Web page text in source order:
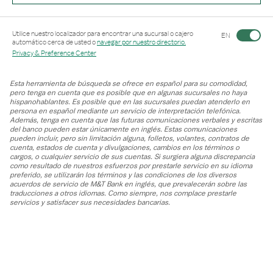
Utilice nuestro localizador para encontrar una sucursal o cajero
automático cerca de usted onavegar por nuestro directorio.
Privacy & Preference Center
EN
Esta herramienta de búsqueda se ofrece en español para su comodidad,
pero tenga en cuenta que es posible que en algunas sucursales no haya
hispanohablantes. Es posible que en las sucursales puedan atenderlo en
persona en español mediante un servicio de interpretación telefónica.
Además, tenga en cuenta que las futuras comunicaciones verbales y escritas
del banco pueden estar únicamente en inglés. Estas comunicaciones
pueden incluir, pero sin limitación alguna, folletos, volantes, contratos de
cuenta, estados de cuenta y divulgaciones, cambios en los términos o
cargos, o cualquier servicio de sus cuentas. Si surgiera alguna discrepancia
como resultado de nuestros esfuerzos por prestarle servicio en su idioma
preferido, se utilizarán los términos y las condiciones de los diversos
acuerdos de servicio de M&T Bank en inglés, que prevalecerán sobre las
traducciones a otros idiomas. Como siempre, nos complace prestarle
servicios y satisfacer sus necesidades bancarias.